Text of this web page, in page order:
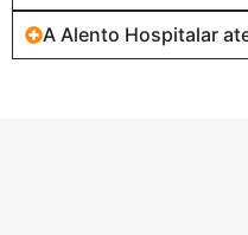
A Alento Hospitalar